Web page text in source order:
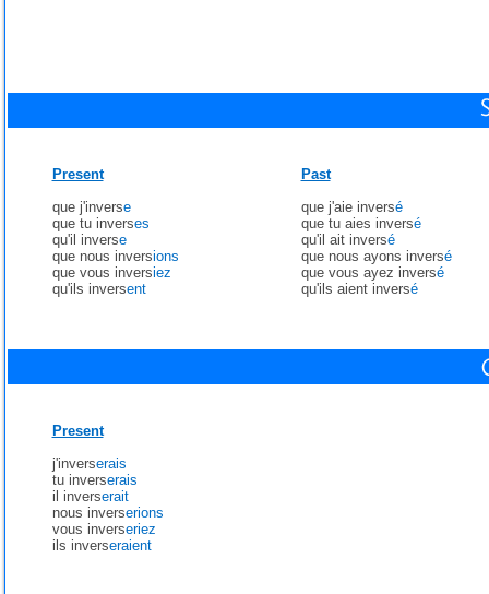
Present
que j'inverse
que tu inverses
qu'il inverse
que nous inversions
que vous inversiez
qu'ils inversent
Past
que j'aie inversé
que tu aies inversé
qu'il ait inversé
que nous ayons inversé
que vous ayez inversé
qu'ils aient inversé
Present
j'inverserais
tu inverserais
il inverserait
nous inverserions
vous inverseriez
ils inverseraient